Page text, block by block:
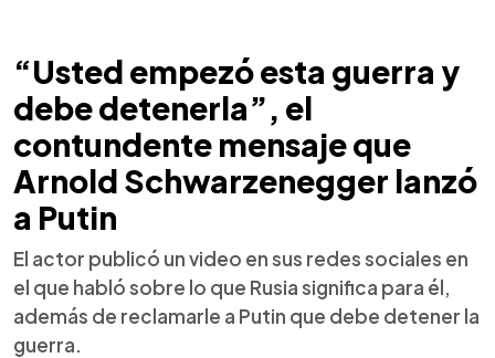
“Usted empezó esta guerra y
debe detenerla”, el
contundente mensaje que
Arnold Schwarzenegger lanzó
a Putin
El actor publicó un video en sus redes sociales en
el que habló sobre lo que Rusia significa para él,
además de reclamarle a Putin que debe detener la
guerra.